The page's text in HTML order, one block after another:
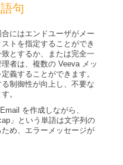
句
にはエンドユーザがメー
トを指定することができ
とするか、または完全一
者は、複数の Veeva メッ
義することができます。
制御性が向上し、不要な
。
を作成しながら、
」という単語は文字列の
め、エラーメッセージが